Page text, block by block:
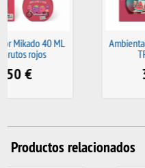
Ambientador Mikado 40 ML
Productos relacionados